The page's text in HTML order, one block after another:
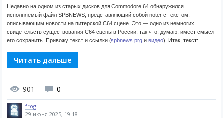
Недавно на одном из старых дисков для Commodore 64 обнаружился
исполняемый файл SPBNEWS, представляющий собой noter с текстом,
описывающим новости на питерской C64 сцене. Это — одно из немногих
свидетельств существования C64 сцены в России, так что, думаю, имеет смысл
его сохранить. Привожу текст и ссылки (spbnews.prg и видео). Итак, текст:
Читать дальше
901 0
frog
29 июня 2025, 19:18